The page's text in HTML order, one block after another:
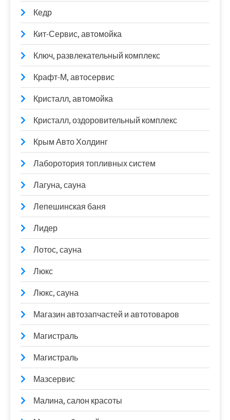
Кедр
Кит-Сервис, автомойка
Ключ, развлекательный комплекс
Крафт-М, автосервис
Кристалл, автомойка
Кристалл, оздоровительный комплекс
Крым Авто Холдинг
Лаборотория топливных систем
Лагуна, сауна
Лепешинская баня
Лидер
Лотос, сауна
Люкс
Люкс, сауна
Магазин автозапчастей и автотоваров
Магистраль
Магистраль
Мазсервис
Малина, салон красоты